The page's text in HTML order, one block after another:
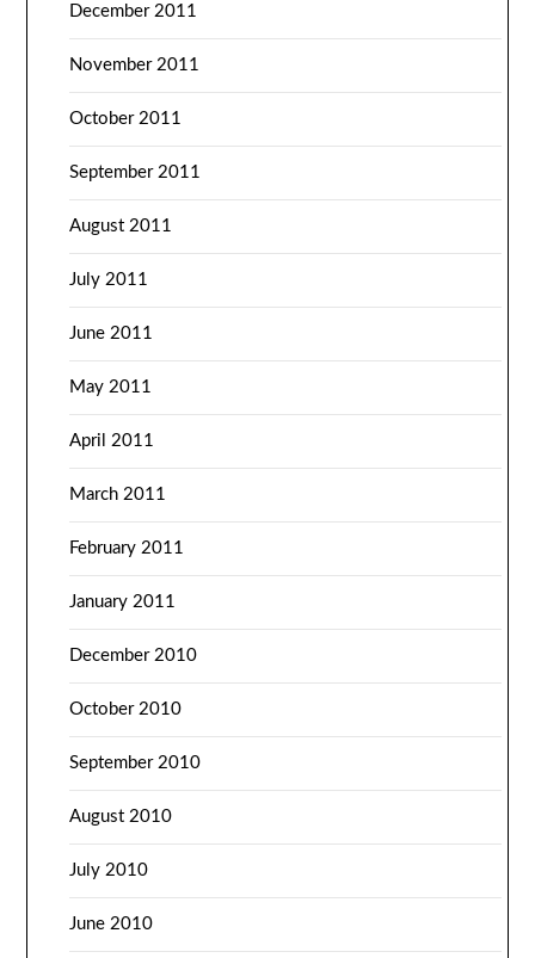
December 2011
November 2011
October 2011
September 2011
August 2011
July 2011
June 2011
May 2011
April 2011
March 2011
February 2011
January 2011
December 2010
October 2010
September 2010
August 2010
July 2010
June 2010